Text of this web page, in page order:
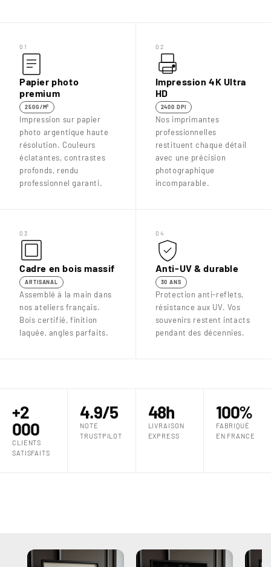
01
Papier photo
premium
250G/M²
Impression sur papier
photo argentique haute
résolution. Couleurs
éclatantes, contrastes
profonds, rendu
professionnel garanti.
02
Impression 4K Ultra
HD
2400 DPI
Nos imprimantes
professionnelles
restituent chaque détail
avec une précision
photographique
incomparable.
03
Cadre en bois massif
ARTISANAL
Assemblé à la main dans
nos ateliers français.
Bois certifié, finition
laquée, angles parfaits.
04
Anti-UV & durable
30 ANS
Protection anti-reflets,
résistance aux UV. Vos
souvenirs restent intacts
pendant des décennies.
+2
000
CLIENTS
SATISFAITS
4.9/5
NOTE
TRUSTPILOT
48h
LIVRAISON
EXPRESS
100%
FABRIQUÉ
EN FRANCE